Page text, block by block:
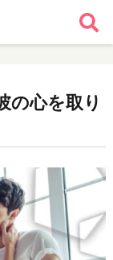
の心を取り